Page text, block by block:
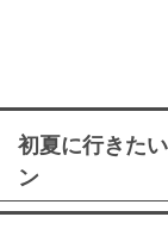
初夏に行きた
ン